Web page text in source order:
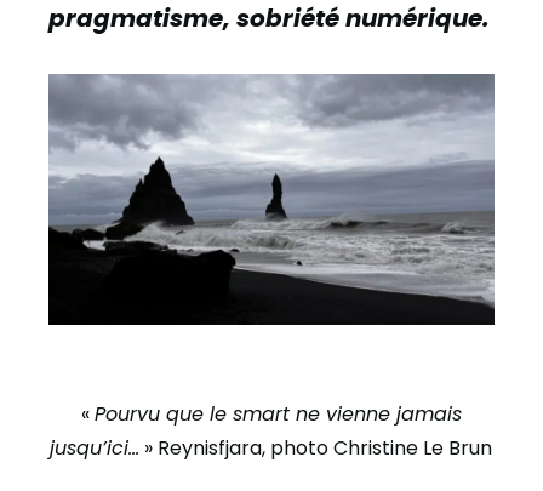
pragmatisme, sobriété numérique.
«Pourvu que le smart ne vienne jamais
jusqu’ici… » Reynisfjara, photo Christine Le Brun